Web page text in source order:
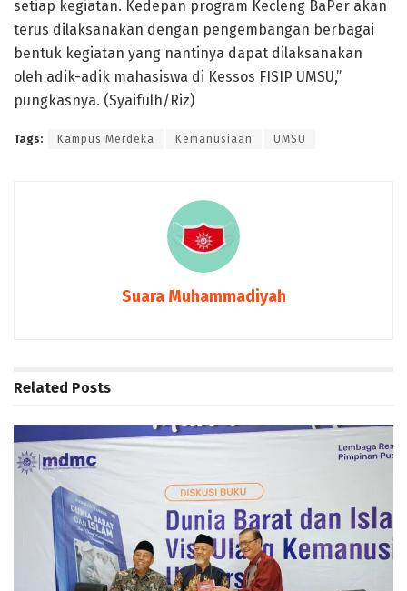
setiap kegiatan. Kedepan program Kecleng BaPer akan
terus dilaksanakan dengan pengembangan berbagai
bentuk kegiatan yang nantinya dapat dilaksanakan
oleh adik-adik mahasiswa di Kessos FISIP UMSU,”
pungkasnya. (Syaifulh/Riz)
Tags: Kampus Merdeka Kemanusiaan UMSU
Suara Muhammadiyah
Related Posts